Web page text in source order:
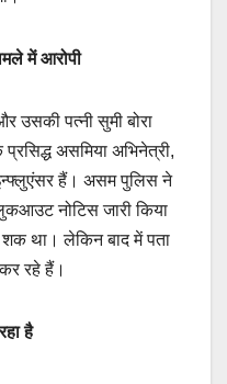
में आरोपी
उसकी पत्नी सुमी बोरा
असमिया अभिनेत्री,
हैं। असम पुलिस ने
नोटिस जारी किया
था। लेकिन बाद में पता
रहे हैं।
है